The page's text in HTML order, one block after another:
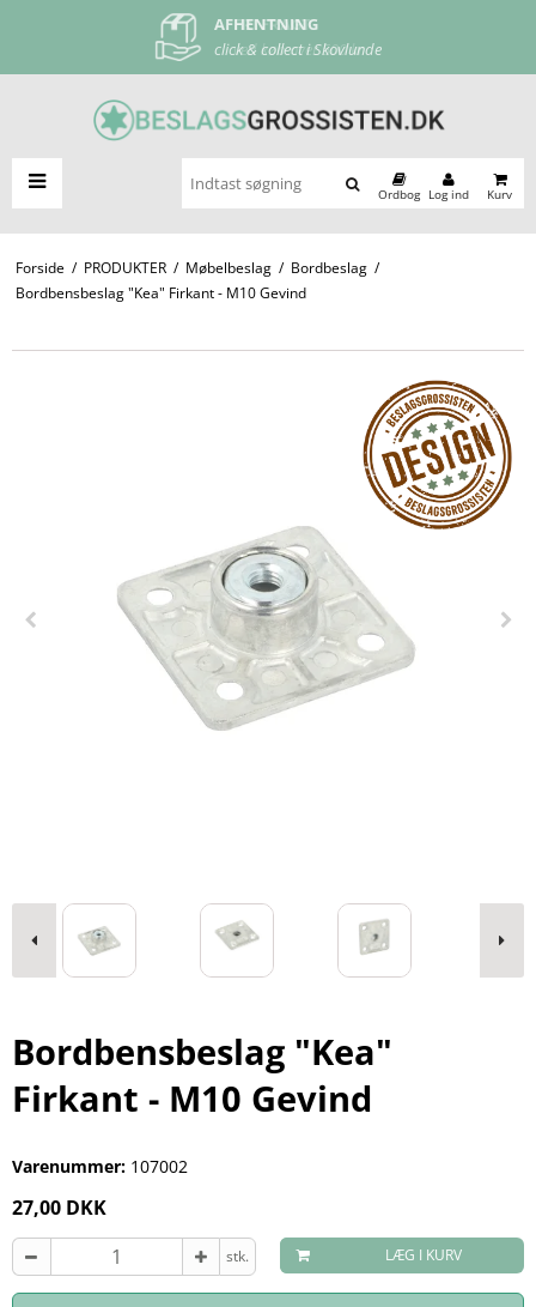
AFHENTNING
click & collect i Skovlunde
FRI FRAGT
ved køb over 500 kr
Ordbog Log ind Kurv
Forside / PRODUKTER / Møbelbeslag / Bordbeslag /
Bordbensbeslag "Kea" Firkant - M10 Gevind
Bordbensbeslag "Kea"
Firkant - M10 Gevind
Varenummer: 107002
27,00 DKK
stk. LÆG I KURV